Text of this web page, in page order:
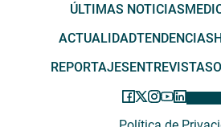
ÚLTIMAS NOTICIAS
ACTUALIDADTENDENCIAS
REPORTAJESENTREVISTAS